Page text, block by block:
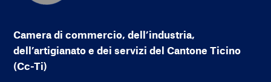
Camera di commercio, dell’industria,
dell’artigianato e dei servizi del Cantone Ticino
(Cc-Ti)